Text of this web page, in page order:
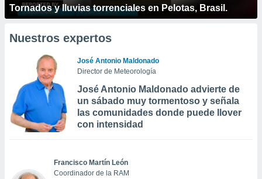
Tornados y lluvias torrenciales en Pelotas, Brasil.
Nuestros expertos
José Antonio Maldonado
Director de Meteorología
José Antonio Maldonado advierte de
un sábado muy tormentoso y señala
las comunidades donde puede llover
con intensidad
Francisco Martín León
Coordinador de la RAM